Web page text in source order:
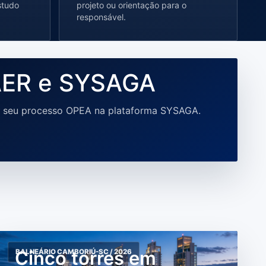
projeto ou orientação para o
responsável.
e SYSAGA
processo OPEA na plataforma SYSAGA.
BALNEÁRIO CAMBORIÚ-SC / 2026
Cinco torres em